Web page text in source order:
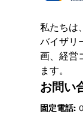
私たちは
バイザリ
画、経営
ます。
お問い
固定電話: